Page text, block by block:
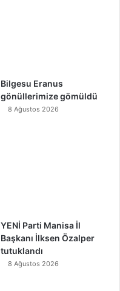
Bilgesu Eranus
gönüllerimize gömüldü
8 Ağustos 2026
YENİ Parti Manisa İl
Başkanı İlksen Özalper
tutuklandı
8 Ağustos 2026